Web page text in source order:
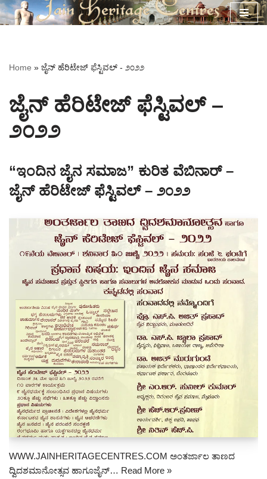
Home » ಜೈನ್ ಹೆರಿಟೇಜ್ ಫೆಸ್ಟಿವಲ್ - ೨೦೨೨
ಜೈನ್ ಹೆರಿಟೇಜ್ ಫೆಸ್ಟಿವಲ್ –
೨೦೨೨
“ಇಂದಿನ ಜೈನ ಸಮಾಜ” ಕುರಿತ ವೆಬಿನಾರ್ –
ಜೈನ್ ಹೆರಿಟೇಜ್ ಫೆಸ್ಟಿವಲ್ – ೨೦೨೨
WWW.JAINHERITAGECENTRES.COM ಅಂತರ್ಜಾಲ ತಾಣದ
ದ್ವಿದಶಮಾನೋತ್ಸವ ಹಾಗೂಜೈನ್… Read More »